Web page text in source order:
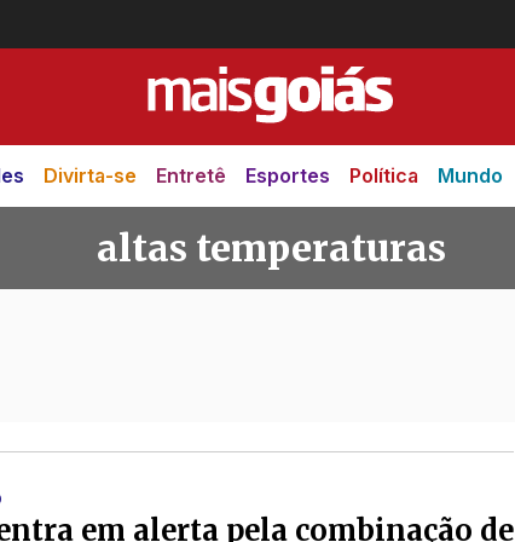
Divirta-se Entretê Esportes Política Mundo
altas temperaturas
em alerta pela combinação de